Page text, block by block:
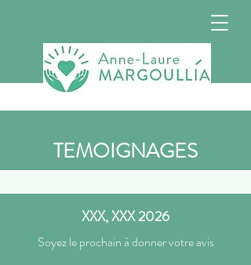
TEMOIGNAGES
XXX, XXX 2026
Soyez le prochain à donner votre avis